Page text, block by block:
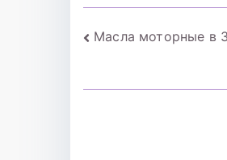
Навигация
Масла моторные в